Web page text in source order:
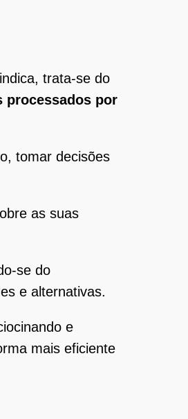
trata-se do
processados por
tomar decisões
as suas
se do
e alternativas.
e
mais eficiente